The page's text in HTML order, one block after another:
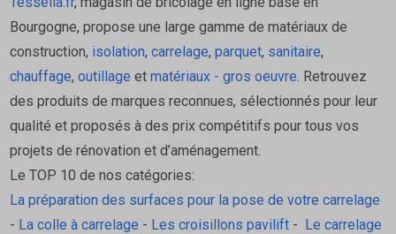
Appliquer du mortier-colle à l'aide d'une spatule
crantée à l'endroit où le profilé est destiné à être
posé
Noyer l'ailette de fiaxation à perforations
trapézoïdales du profilé Schluter-Schiene dans le
lit de mortier-colle et l'aligner
Recouvrir l'ailette de fixation de mortier-colle sur
toute sa surface au moyen d'une spatule
Noyer les carreaux adjacents sur toute leur surface
Bourgogne, propose une large gamme de matériaux de
construction, isolation, carrelage, parquet, sanitaire,
chauffage, outillage et matériaux - gros oeuvre . Retrouvez
des produits de marques reconnues, sélectionnés pour leur
qualité et proposés à des prix compétitifs pour tous vos
projets de rénovation et d’aménagement.
Le TOP 10 de nos catégories:
La préparation des surfaces pour la pose de votre carrelage
- La colle à carrelage - Les croisillons pavilift- Le carrelage